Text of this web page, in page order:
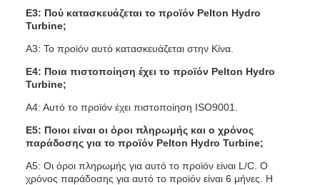
Ε3: Πού κατασκευάζεται το προϊόν Pelton Hydro
Turbine;
Α3: Το προϊόν αυτό κατασκευάζεται στην Κίνα.
Ε4: Ποια πιστοποίηση έχει το προϊόν Pelton Hydro
Turbine;
Α4: Αυτό το προϊόν έχει πιστοποίηση ISO9001.
Ε5: Ποιοι είναι οι όροι πληρωμής και ο χρόνος
παράδοσης για το προϊόν Pelton Hydro Turbine;
Α5: Οι όροι πληρωμής για αυτό το προϊόν είναι L/C. Ο
χρόνος παράδοσης για αυτό το προϊόν είναι 6 μήνες. Η